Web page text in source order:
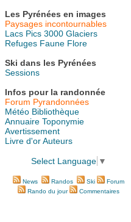
Les Pyrénées en images
Paysages incontournables
Lacs Pics 3000 Glaciers
Refuges Faune Flore
Ski dans les Pyrénées
Sessions
Infos pour la randonnée
Forum Pyrandonnées
Météo Bibliothèque
Annuaire Toponymie
Avertissement
Livre d'orAuteurs
Select Language ▼
News Randos Ski
Forum
Rando du jour
Commentaires